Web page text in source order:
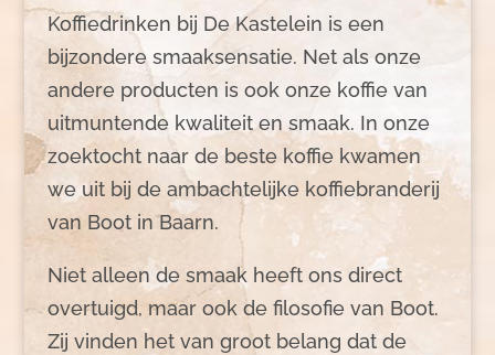
Koffiedrinken bij De Kastelein is een
bijzondere smaaksensatie. Net als onze
andere producten is ook onze koffie van
uitmuntende kwaliteit en smaak. In onze
zoektocht naar de beste koffie kwamen
we uit bij de ambachtelijke koffiebranderij
van Boot in Baarn.
Niet alleen de smaak heeft ons direct
overtuigd, maar ook de filosofie van Boot.
Zij vinden het van groot belang dat de